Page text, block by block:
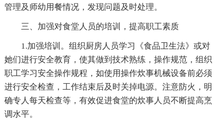
管理及师幼用餐情况，发现问题及时处理。
三、加强对食堂人员的培训，提高职工素质
1.加强培训。组织厨房人员学习《食品卫生法》或对
她们进行安全教育，使其做到技术熟练，操作规范，组织
职工学习安全操作规程，如使用操作炊事机械设备前必须
进行安全检查，工作结束后及时关掉电源。注意防火，明
确专人每天检查等，有效促进食堂的炊事人员不断提高烹
调水平。